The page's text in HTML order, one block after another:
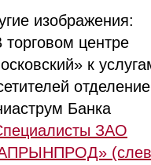
изображения:
торговом центре
к
отделение
Банка
ЗАО